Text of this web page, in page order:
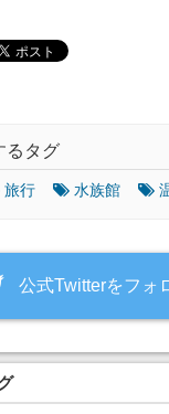
るタグ
旅行 水族館
公式Twitterをフォ